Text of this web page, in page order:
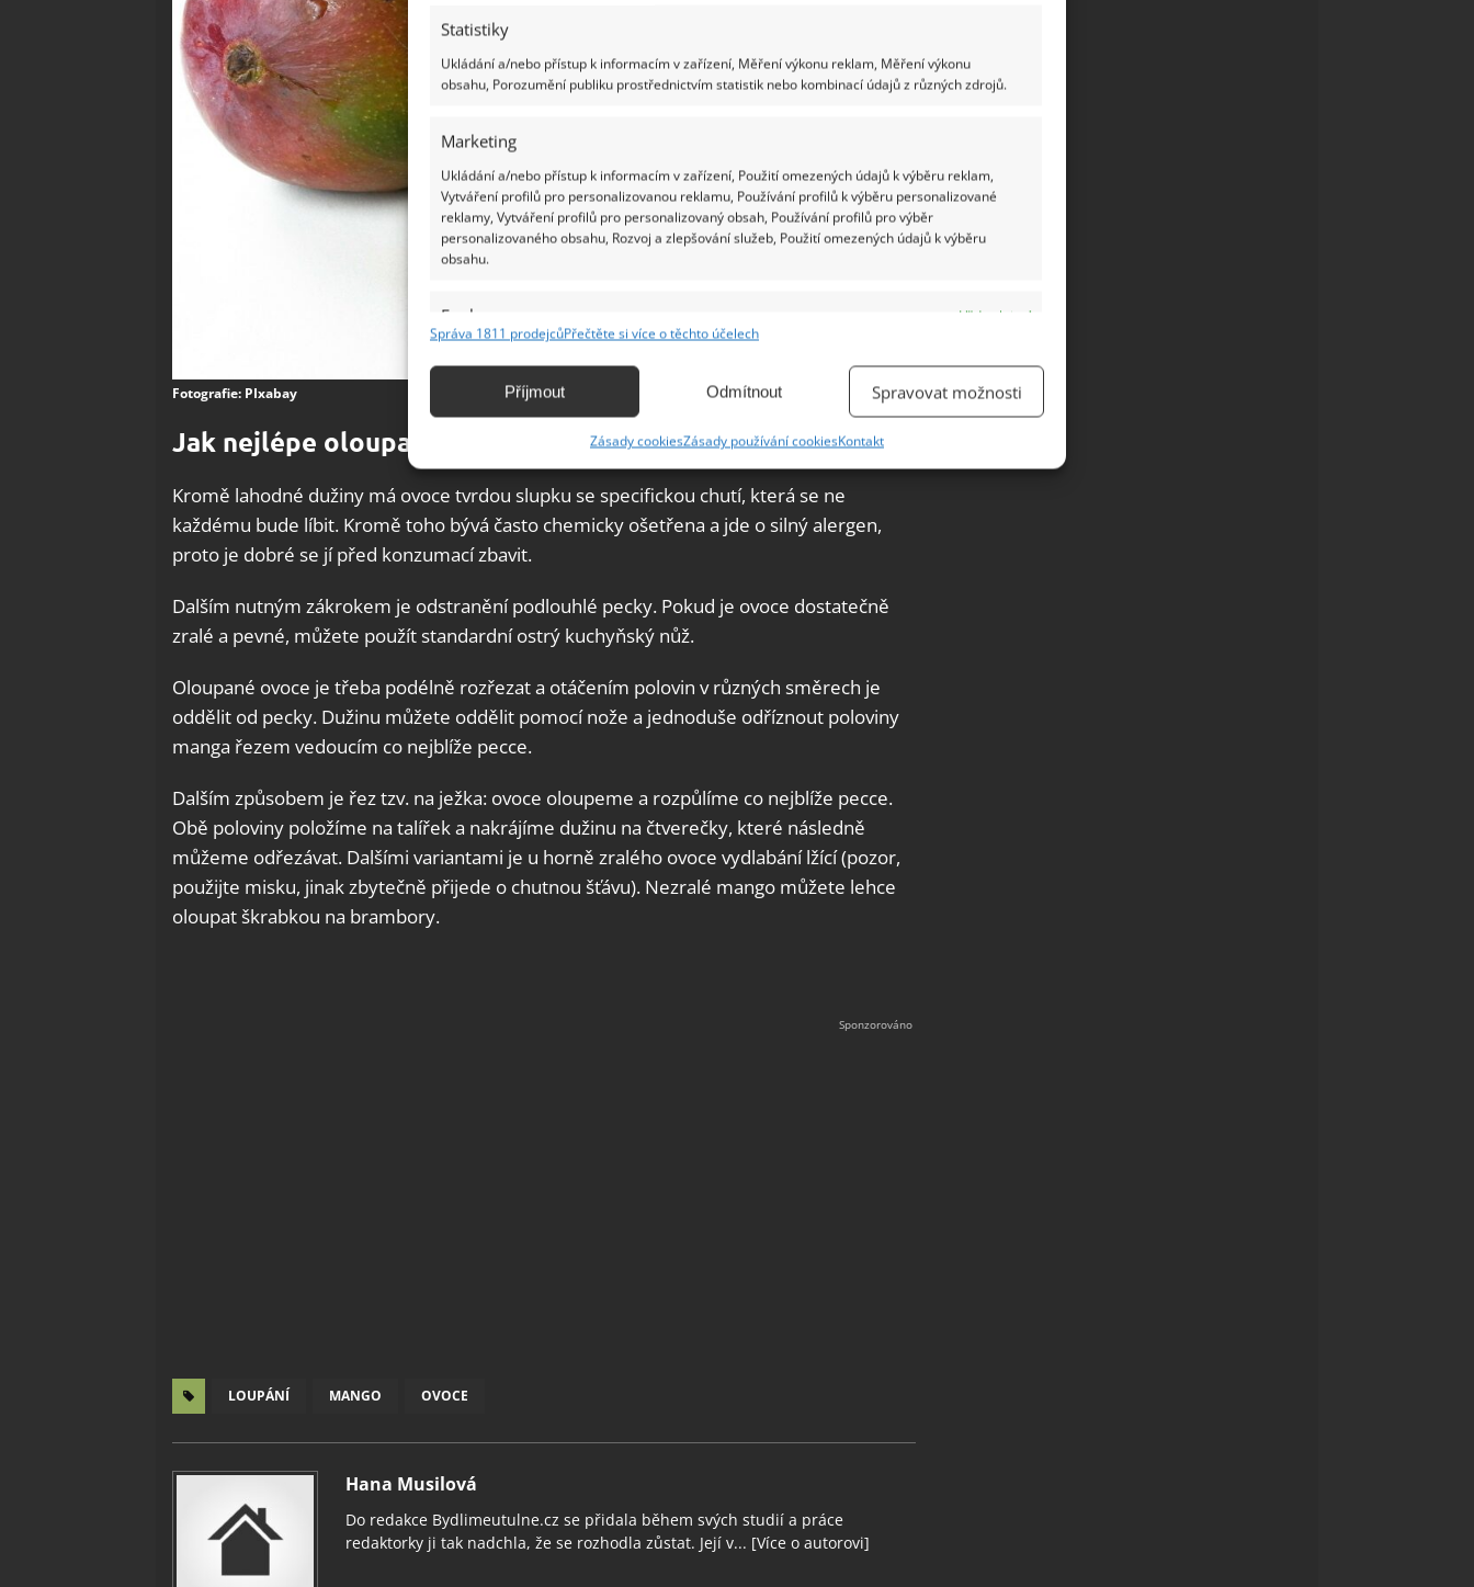
Statistiky
Ukládání a/nebo přístup k informacím v zařízení, Měření výkonu reklam, Měření výkonu
obsahu, Porozumění publiku prostřednictvím statistik nebo kombinací údajů z různých zdrojů.
Marketing
Ukládání a/nebo přístup k informacím v zařízení, Použití omezených údajů k výběru reklam,
Vytváření profilů pro personalizovanou reklamu, Používání profilů k výběru personalizované
reklamy, Vytváření profilů pro personalizovaný obsah, Používání profilů pro výběr
personalizovaného obsahu, Rozvoj a zlepšování služeb, Použití omezených údajů k výběru
obsahu.
Funkce
Vždy aktivní
Identifikace zařízení na základě automaticky přenášených informací.
základě aktivně vyžádaných informací.
Zajištění bezpečnosti, předcházení a zjišťování podvodů a
odstraňování chyb, Poskytování a zobrazování reklamy a obsahu,
Ukládání a sdělování voleb ochrany osobních údajů.
Správa 1811 prodejcůPřečtěte si více o těchto účelech
Příjmout Odmítnout Spravovat možnosti
Zásady cookiesZásady používání cookiesKontakt
Fotografie: PIxabay
Jak nejlépe oloupat mango a odstranit pecku
Kromě lahodné dužiny má ovoce tvrdou slupku se specifickou chutí, která se ne
každému bude líbit. Kromě toho bývá často chemicky ošetřena a jde o silný alergen,
proto je dobré se jí před konzumací zbavit.
Dalším nutným zákrokem je odstranění podlouhlé pecky. Pokud je ovoce dostatečně
zralé a pevné, můžete použít standardní ostrý kuchyňský nůž.
Oloupané ovoce je třeba podélně rozřezat a otáčením polovin v různých směrech je
oddělit od pecky. Dužinu můžete oddělit pomocí nože a jednoduše odříznout poloviny
manga řezem vedoucím co nejblíže pecce.
Dalším způsobem je řez tzv. na ježka: ovoce oloupeme a rozpůlíme co nejblíže pecce.
Obě poloviny položíme na talířek a nakrájíme dužinu na čtverečky, které následně
můžeme odřezávat. Dalšími variantami je u horně zralého ovoce vydlabání lžící (pozor,
použijte misku, jinak zbytečně přijede o chutnou šťávu). Nezralé mango můžete lehce
oloupat škrabkou na brambory.
LOUPÁNÍ MANGO OVOCE
Hana Musilová
Do redakce Bydlimeutulne.cz se přidala během svých studií a práce
redaktorky ji tak nadchla, že se rozhodla zůstat. Její v... [Více o autorovi]